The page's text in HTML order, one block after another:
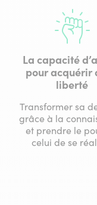
La capacité
pour acquérir
liberté
Transformer sa
grâce à la
et prendre le
celui de se